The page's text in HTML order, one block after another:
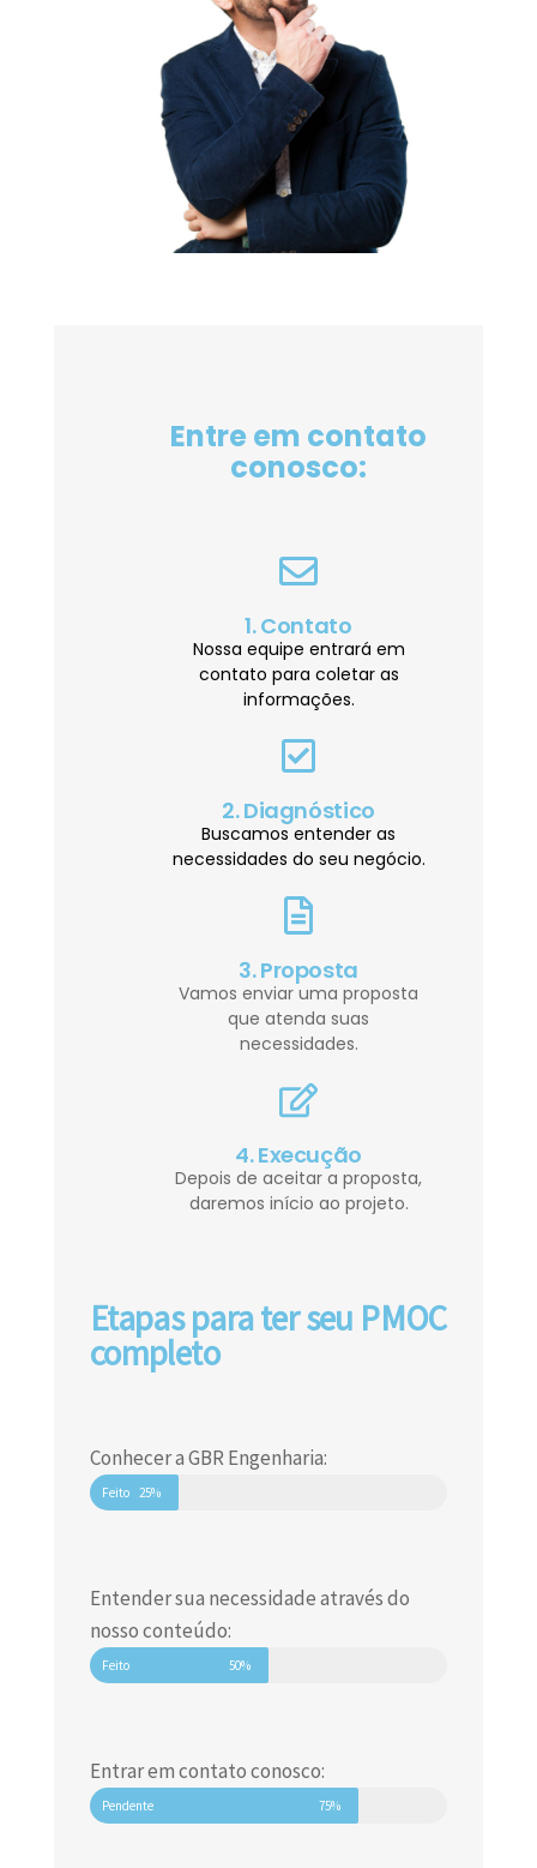
Entre em contato
conosco:
1. Contato
Nossa equipe entrará em
contato para coletar as
informações.
2. Diagnóstico
Buscamos entender as
necessidades do seu negócio.
3. Proposta
Vamos enviar uma proposta
que atenda suas
necessidades.
4. Execução
Depois de aceitar a proposta,
daremos início ao projeto.
Etapas para ter seu PMOC
completo
Conhecer a GBR Engenharia:
Feito 25%
Entender sua necessidade através do
nosso conteúdo:
Feito 50%
Entrar em contato conosco:
Pendente 75%